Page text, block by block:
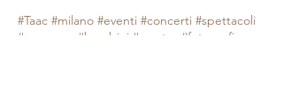
#Taac #milano #eventi #concerti #spettacoli
#rassegne #bambini #mostre #fotografia